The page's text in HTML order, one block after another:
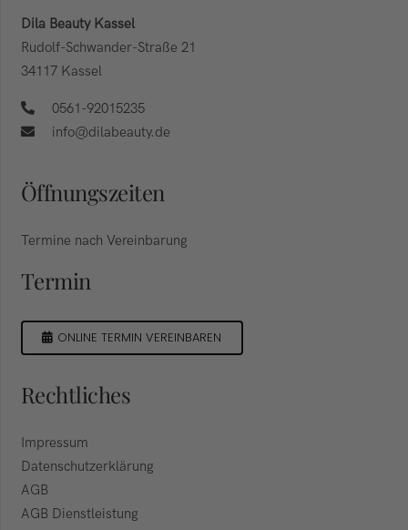
Dila Beauty Kassel
Rudolf-Schwander-Straße 21
34117 Kassel
0561-92015235
info@dilabeauty.de
Öffnungszeiten
Termine nach Vereinbarung
Termin
ONLINE TERMIN VEREINBAREN
Rechtliches
Impressum
Datenschutzerklärung
AGB
AGB Dienstleistung